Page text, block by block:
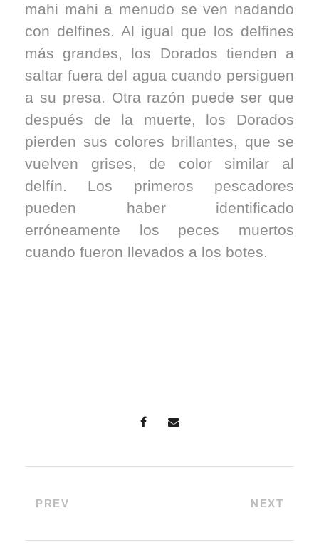
mahi mahi a menudo se ven nadando
con delfines. Al igual que los delfines
más grandes, los Dorados tienden a
saltar fuera del agua cuando persiguen
a su presa. Otra razón puede ser que
después de la muerte, los Dorados
pierden sus colores brillantes, que se
vuelven grises, de color similar al
delfín. Los primeros pescadores
pueden haber identificado
erróneamente los peces muertos
cuando fueron llevados a los botes.
PREV NEXT